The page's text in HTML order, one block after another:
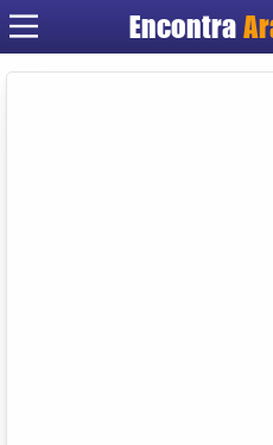
Encontra